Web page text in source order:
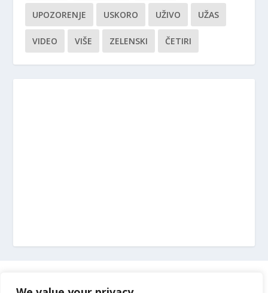
UPOZORENJE USKORO UŽIVO UŽAS
VIDEO VIŠE ZELENSKI ČETIRI